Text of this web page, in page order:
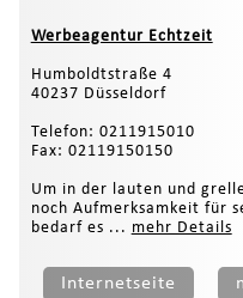
Werbeagentur Echtzeit
Humboldtstraße 4
40237 Düsseldorf
Telefon: 0211915010
Fax: 02119150150
Um in der lauten und
noch Aufmerksamkeit für
bedarf es ... mehr Details
Internetseite